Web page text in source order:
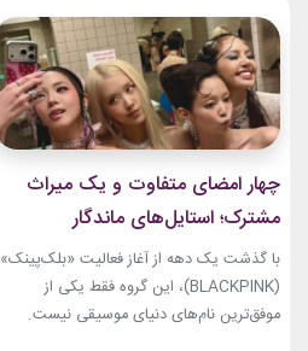
چهار امضای متفاوت و یک میراث
مشترک؛ استایل‌های ماندگار
بلک‌پینک که تاریخ مد کی‌پاپ را
ساختند
با گذشت یک دهه از آغاز فعالیت «بلک‌پینک»
(BLACKPINK)، این گروه فقط یکی از
موفق‌ترین نام‌های دنیای موسیقی نیست.